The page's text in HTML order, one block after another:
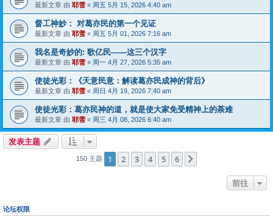
最新文章 由 耶雪 « 周五 5月 15, 2026 4:40 am
督工神妙： 对葛亦民的第一个见证
最新文章 由 耶雪 « 周五 5月 01, 2026 7:16 am
我名是奇妙的: 歌亿民——这三个汉字
最新文章 由 耶雪 « 周一 4月 27, 2026 5:35 am
使徒光彩：《天意民意：解读葛亦民成神的背后》
最新文章 由 耶雪 « 周日 4月 19, 2026 7:40 am
使徒光彩：葛亦民神的道，就是使大家免受精神上的荼难
最新文章 由 耶雪 « 周三 4月 08, 2026 6:40 am
发表主题
150 主题 1 2 3 4 5 6
前往
论坛权限